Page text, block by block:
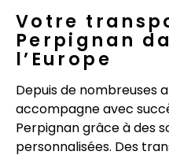
Votre
Perpignan
l’Europe
Depuis de nombreuses
accompagne avec
Perpignan grâce à des
personnalisées. Des